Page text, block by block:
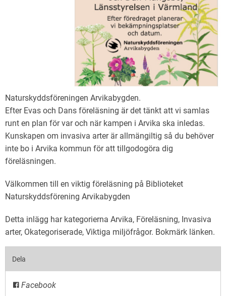
Naturskyddsföreningen Arvikabygden.
Efter Evas och Dans föreläsning är det tänkt att vi samlas
runt en plan för var och när kampen i Arvika ska inledas.
Kunskapen om invasiva arter är allmängiltig så du behöver
inte bo i Arvika kommun för att tillgodogöra dig
föreläsningen.
Välkommen till en viktig föreläsning på Biblioteket
Naturskyddsförening Arvikabygden
Detta inlägg har kategorierna Arvika, Föreläsning, Invasiva
arter, Okategoriserade, Viktiga miljöfrågor. Bokmärk länken.
Dela
Facebook